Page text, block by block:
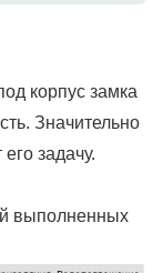
корпус замка
Значительно
задачу.
выполненных